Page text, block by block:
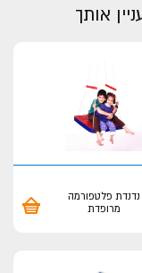
אותך
נדנדת פלטפורמה
מרופדת